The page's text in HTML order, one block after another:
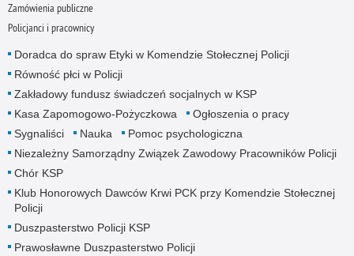
Zamówienia publiczne
Policjanci i pracownicy
Doradca do spraw Etyki w Komendzie Stołecznej Policji
Równość płci w Policji
Zakładowy fundusz świadczeń socjalnych w KSP
Kasa Zapomogowo-Pożyczkowa
Ogłoszenia o pracy
Sygnaliści
Nauka
Pomoc psychologiczna
Niezależny Samorządny Związek Zawodowy Pracowników Policji
Chór KSP
Klub Honorowych Dawców Krwi PCK przy Komendzie Stołecznej
Policji
Duszpasterstwo Policji KSP
Prawosławne Duszpasterstwo Policji